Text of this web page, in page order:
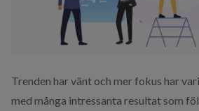
Trenden har vänt och mer fokus har
med många intressanta resultat som